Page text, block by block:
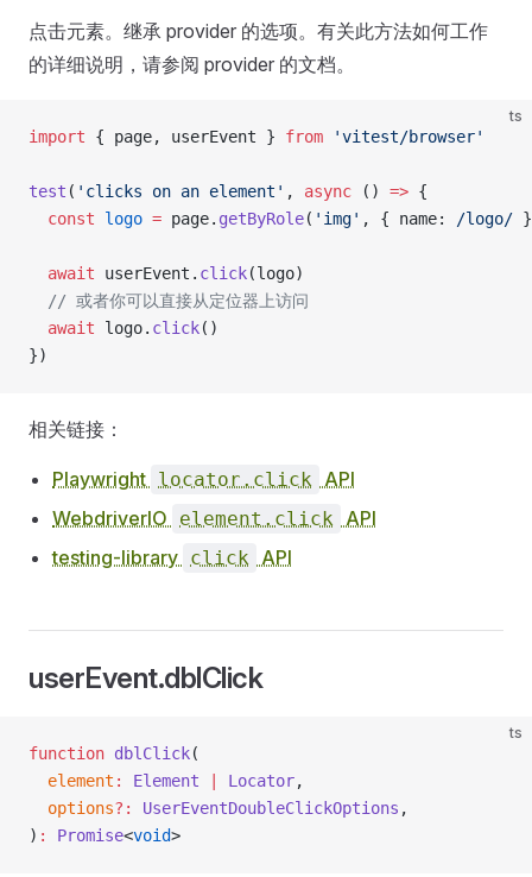
点击元素。继承 provider 的选项。有关此方法如何工作
的详细说明，请参阅 provider 的文档。
ts
import { page, userEvent } from 'vitest/browser'
test ( 'clicks on an element' , async () => {
  const
logo = page. getByRole( 'img' , { name: /logo/
  await
userEvent. click(logo)
  // 或者你可以直接从定位器上访问
  await
logo. click()
})
相关链接：
Playwright locator.click API
WebdriverIO
element.click API
testing-library click API
userEvent.dblClick
ts
function dblClick(
  element
: Element Locator,
  options
?: UserEventDoubleClickOptions ,
) : Promise<void>